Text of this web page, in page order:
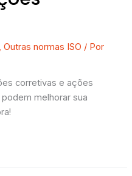
,Outras normas ISO / Por
corretivas e ações
melhorar sua